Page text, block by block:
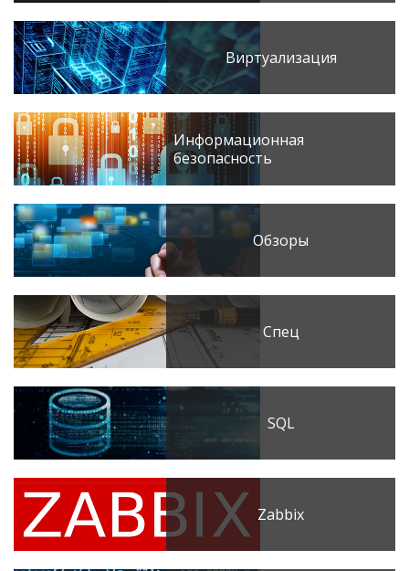
Виртуализация
Информационная
безопасность
Обзоры
Спец
SQL
Zabbix